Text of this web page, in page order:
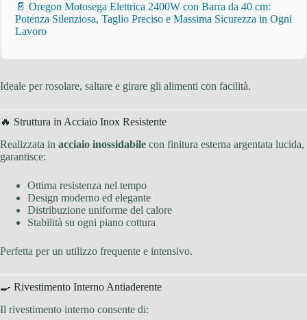
📄 Oregon Motosega Elettrica 2400W con Barra da 40 cm:
Potenza Silenziosa, Taglio Preciso e Massima Sicurezza in Ogni
Lavoro
Ideale per rosolare, saltare e girare gli alimenti con facilità.
🔥 Struttura in Acciaio Inox Resistente
Realizzata in acciaio inossidabile con finitura esterna argentata lucida,
garantisce:
Ottima resistenza nel tempo
Design moderno ed elegante
Distribuzione uniforme del calore
Stabilità su ogni piano cottura
Perfetta per un utilizzo frequente e intensivo.
🍳 Rivestimento Interno Antiaderente
Il rivestimento interno consente di: